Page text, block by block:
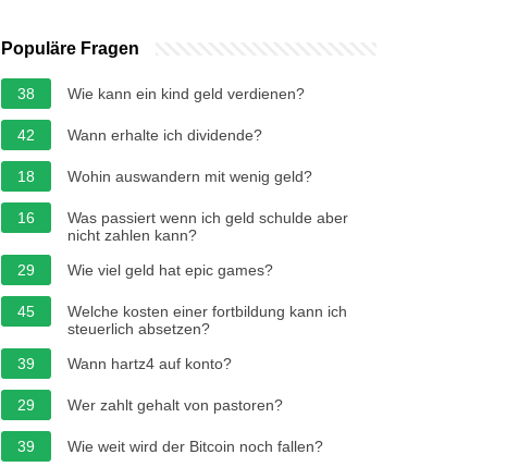
Populäre Fragen
38 Wie kann ein kind geld verdienen?
42 Wann erhalte ich dividende?
18 Wohin auswandern mit wenig geld?
16
Was passiert wenn ich geld schulde aber
nicht zahlen kann?
29
Wie viel geld hat epic games?
45
Welche kosten einer fortbildung kann ich
steuerlich absetzen?
39
Wann hartz4 auf konto?
29 Wer zahlt gehalt von pastoren?
39 Wie weit wird der Bitcoin noch fallen?